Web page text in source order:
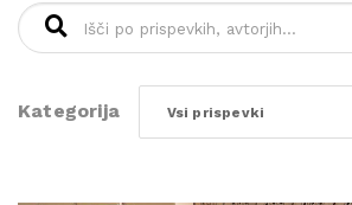
Išči:
Kategorija Vsi prispevki